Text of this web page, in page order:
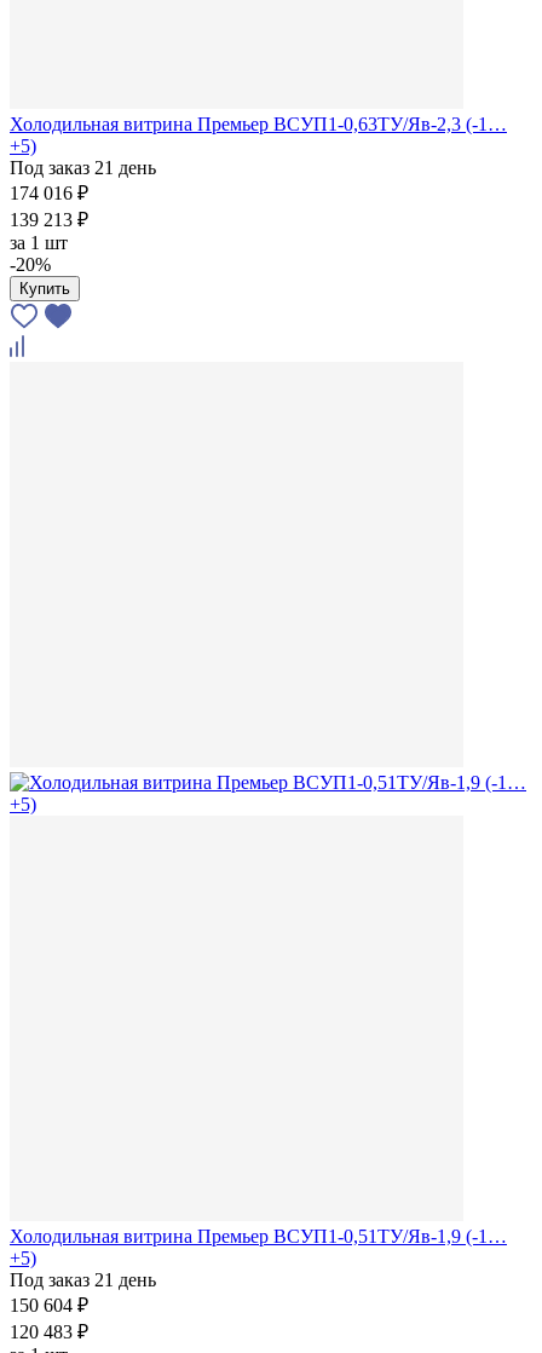
Холодильная витрина Премьер ВСУП1-0,63ТУ/Яв-2,3 (-1…
+5)
Под заказ 21 день
174 016 ₽
139 213 ₽
за 1 шт
-20%
Купить
Холодильная витрина Премьер ВСУП1-0,51ТУ/Яв-1,9 (-1…
+5)
Под заказ 21 день
150 604 ₽
120 483 ₽